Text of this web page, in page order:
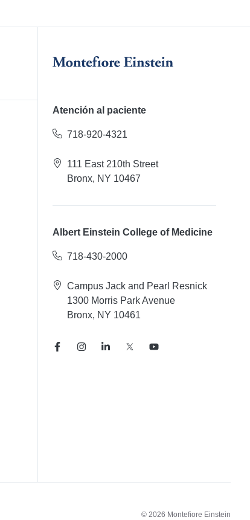
Atención al paciente
718-920-4321
111 East 210th Street
Bronx, NY 10467
Albert Einstein College of Medicine
718-430-2000
Campus Jack and Pearl Resnick
1300 Morris Park Avenue
Bronx, NY 10461
© 2026 Montefiore Einstein